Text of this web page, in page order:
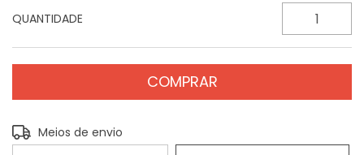
QUANTIDADE
Entregas para o CEP:
Meios de envio